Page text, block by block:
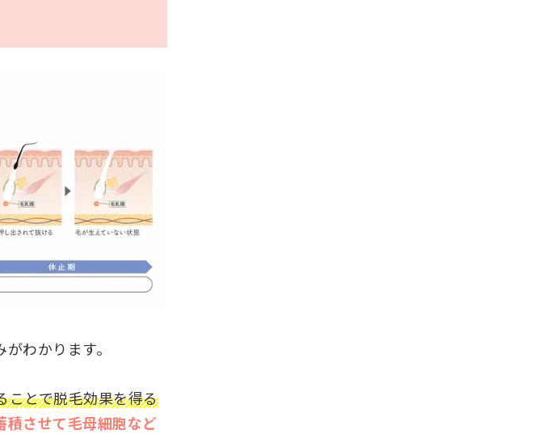
わかります。
ことで脱毛効果を得る
積させて毛母細胞など